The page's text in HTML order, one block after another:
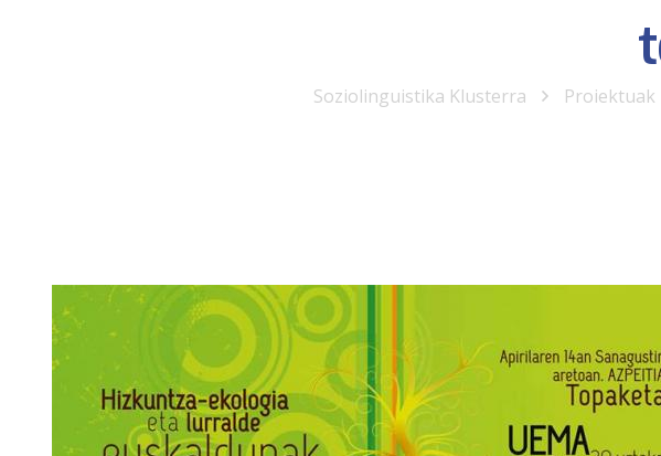
Soziolinguistika Klusterra Proiektuak